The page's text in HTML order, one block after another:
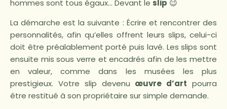
hommes sont tous égaux… Devant le slip 😉
La démarche est la suivante : Écrire et rencontrer des
personnalités, afin qu’elles offrent leurs slips, celui-ci
doit être préalablement porté puis lavé. Les slips sont
ensuite mis sous verre et encadrés afin de les mettre
en valeur, comme dans les musées les plus
prestigieux. Votre slip devenu œuvre d’art pourra
être restitué à son propriétaire sur simple demande.